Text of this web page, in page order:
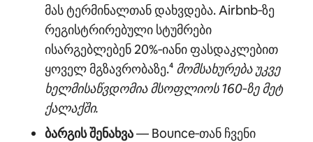
მას ტერმინალთან დახვდება. Airbnb‑ზე
რეგისტრირებული სტუმრები
ისარგებლებენ 20%‑იანი ფასდაკლებით
ყოველ მგზავრობაზე.⁴ მომსახურება უკვე
ხელმისაწვდომია მსოფლიოს 160‑ზე მეტ
ქალაქში.
ბარგის შენახვა— Bounce‑თან ჩვენი